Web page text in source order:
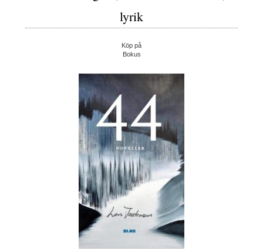
lyrik
Köp på
Bokus